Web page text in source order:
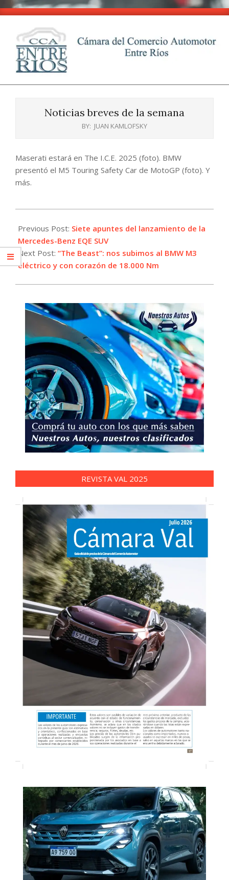
Skip
content
CCA
Noticias breves de la semana
BY: JUAN KAMLOFSKY
Maserati estará en The I.C.E. 2025 (foto). BMW
presentó el M5 Touring Safety Car de MotoGP (foto). Y
más.
02-
14
Previous Post: Siete apuntes del lanzamiento de la
Mercedes-Benz EQE SUV
Next Post: “The Beast”: nos subimos al BMW M3
eléctrico y con corazón de 18.000 Nm
REVISTA VAL 2025